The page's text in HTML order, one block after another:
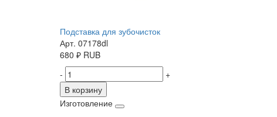
Подставка для зубочисток
Арт. 07178dl
680 ₽ RUB
-
+
В корзину
Изготовление